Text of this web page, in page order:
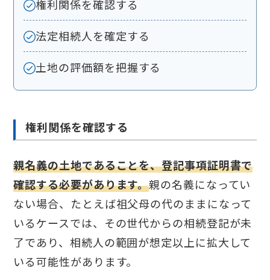
権利関係を確認する
法定相続人を確定する
土地の評価額を把握する
権利関係を確認する
親名義の土地であることを、登記事項証明書で
確認する必要があります。親の名義になってい
ない場合、たとえば祖父母の代のままになって
いるケースでは、その世代からの相続登記が未
了であり、相続人の範囲が想定以上に拡大して
いる可能性があります。